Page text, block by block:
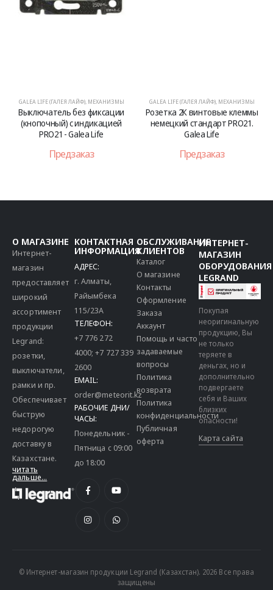
GALEA LIFE (ГАЛЕЯ ЛАЙФ), МЕХАНИЗМЫ
Выключатель без фиксации
(кнопочный) с индикацией
PRO21 - Galea Life
Предзаказ
GALEA LIFE (ГАЛЕЯ ЛАЙФ), МЕХАНИЗМЫ
Розетка 2К винтовые клеммы
немецкий стандарт PRO21.
Galea Life
Предзаказ
О МАГАЗИНЕ
Интернет-
магазин
предоставляет
широкий
ассортимент
продукции
Legrand:
розетки,
выключатели,
рамки и пр.
Обеспечивает
быструю
недорогую
доставку в
Казахстане.
читать
дальше...
КОНТАКТНАЯ
ИНФОРМАЦИЯ
АДРЕС:
г. Алматы,
Райымбека
115/23A
ТЕЛЕФОН:
+7 776 272
4000;+7 727 339
2600
EMAIL:
order@meteorit.kz
РАБОЧИЕ ДНИ/
ЧАСЫ:
Понедельник -
Пятница с 09:00
до 18:00
ОБСЛУЖИВАНИЕ
КЛИЕНТОВ
Каталог
О магазине
Контакты
Оформление
Заказа
Аккаунт
Помощь и часто
задаваемые
вопросы
Политика
возврата
Политика
конфиденциальности
Публичная
оферта
ИНТЕРНЕТ-
МАГАЗИН
ОБОРУДОВАНИЯ
LEGRAND
Покупая
неоригинальную
продукцию, Вы
не только
теряете в
деньгах, но и
дополнительно
подвергаете
себя и Ваших
близких
опасности!
Карта сайта
© Интернет-магазин продукции Legrand (Казахстан). 2026 Все права
защищены